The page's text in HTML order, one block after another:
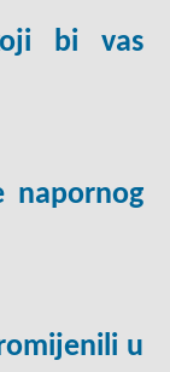
bi vas
napornog
u